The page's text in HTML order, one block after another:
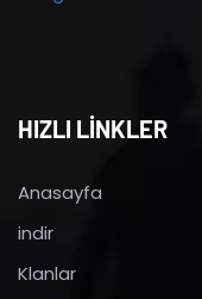
HIZLI LİNKLER
Anasayfa
indir
Klanlar